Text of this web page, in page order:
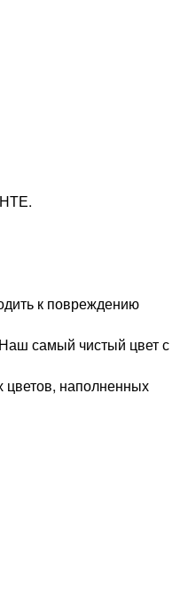
к повреждению
самый чистый цвет с
цветов, наполненных